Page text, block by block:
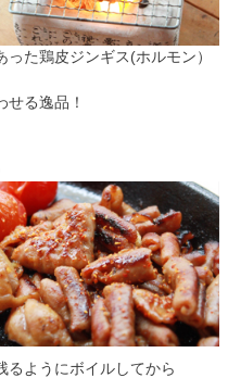
た鶏皮ジンギス(ホルモン）
る逸品！
るようにボイルしてから